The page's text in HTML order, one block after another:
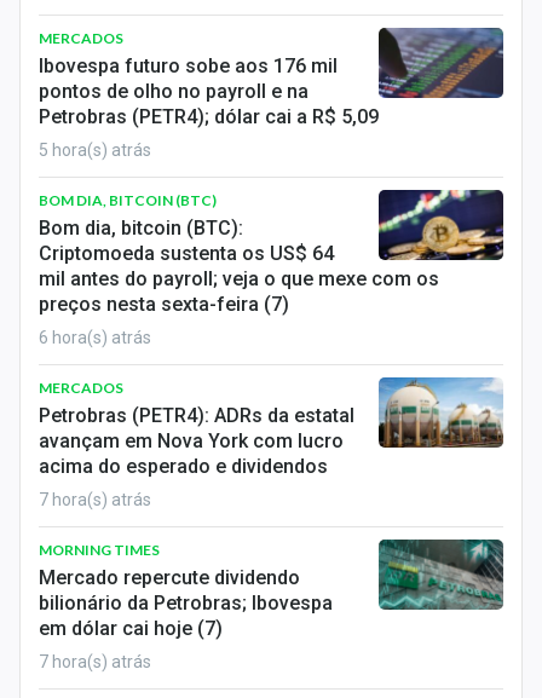
MERCADOS
Ibovespa futuro sobe aos 176 mil
pontos de olho no payroll e na
Petrobras (PETR4); dólar cai a R$ 5,09
5 hora(s) atrás
BOM DIA, BITCOIN (BTC)
Bom dia, bitcoin (BTC):
Criptomoeda sustenta os US$ 64
mil antes do payroll; veja o que mexe com os
preços nesta sexta-feira (7)
6 hora(s) atrás
MERCADOS
Petrobras (PETR4): ADRs da estatal
avançam em Nova York com lucro
acima do esperado e dividendos
7 hora(s) atrás
MORNING TIMES
Mercado repercute dividendo
bilionário da Petrobras; Ibovespa
em dólar cai hoje (7)
7 hora(s) atrás